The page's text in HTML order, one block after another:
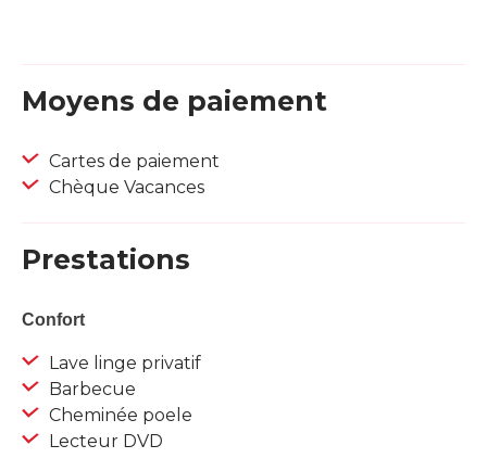
Moyens de paiement
Cartes de paiement
Chèque Vacances
Prestations
Confort
Lave linge privatif
Barbecue
Cheminée poele
Lecteur DVD